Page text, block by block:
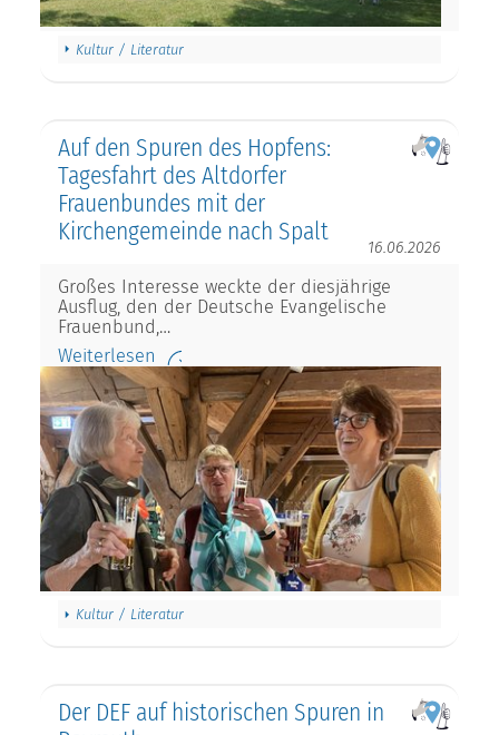
Kultur / Literatur
Auf den Spuren des Hopfens:
Tagesfahrt des Altdorfer
Frauenbundes mit der
Kirchengemeinde nach Spalt
16.06.2026
Großes Interesse weckte der diesjährige
Ausflug, den der Deutsche Evangelische
Frauenbund,…
Weiterlesen
Kultur / Literatur
Der DEF auf historischen Spuren in